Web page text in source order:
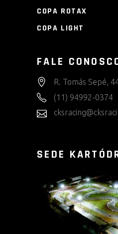
COPA ROTAX
COPA LIGHT
FALE
R. Tomás Sepé,
(11) 94992-0374
SEDE